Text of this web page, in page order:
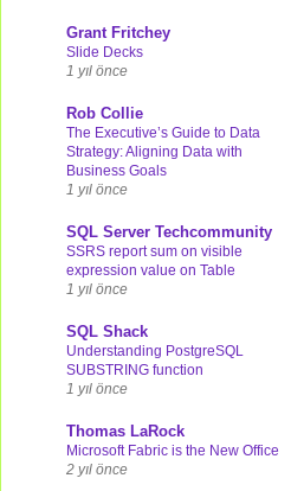
Grant Fritchey
Slide Decks
1 yıl önce
Rob Collie
The Executive’s Guide to Data
Strategy: Aligning Data with
Business Goals
1 yıl önce
SQL Server Techcommunity
SSRS report sum on visible
expression value on Table
1 yıl önce
SQL Shack
Understanding PostgreSQL
SUBSTRING function
1 yıl önce
Thomas LaRock
Microsoft Fabric is the New Office
2 yıl önce